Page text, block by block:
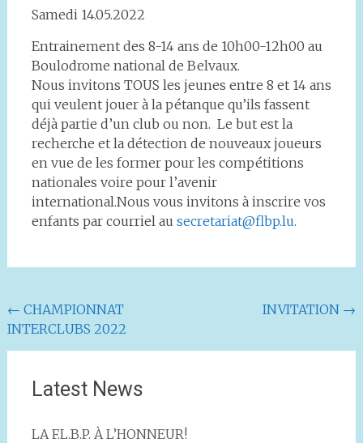
Samedi 14.05.2022
Entrainement des 8-14 ans de 10h00-12h00 au
Boulodrome national de Belvaux.
Nous invitons TOUS les jeunes entre 8 et 14 ans
qui veulent jouer à la pétanque qu’ils fassent
déjà partie d’un club ou non. Le but est la
recherche et la détection de nouveaux joueurs
en vue de les former pour les compétitions
nationales voire pour l’avenir
international.Nous vous invitons à inscrire vos
enfants par courriel au secretariat@flbp.lu.
Navigation
de
← CHAMPIONNAT
INTERCLUBS 2022
INVITATION →
Latest News
LA F.L.B.P. À L’HONNEUR!